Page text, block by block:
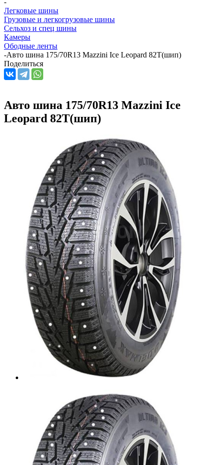
Легковые шины
Грузовые и легкогрузовые шины
Сельхоз и спец шины
Камеры
Ободные ленты
-Авто шина 175/70R13 Mazzini Ice Leopard 82T(шип)
Поделиться
Авто шина 175/70R13 Mazzini Ice
Leopard 82T(шип)